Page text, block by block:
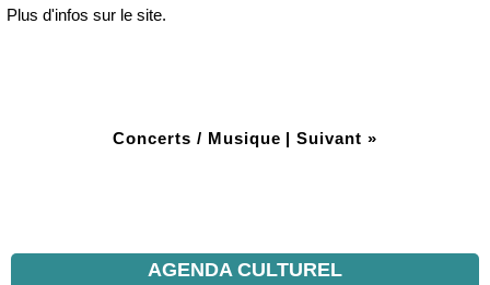
Plus d'infos sur le site.
Concerts / Musique | Suivant »
AGENDA CULTUREL